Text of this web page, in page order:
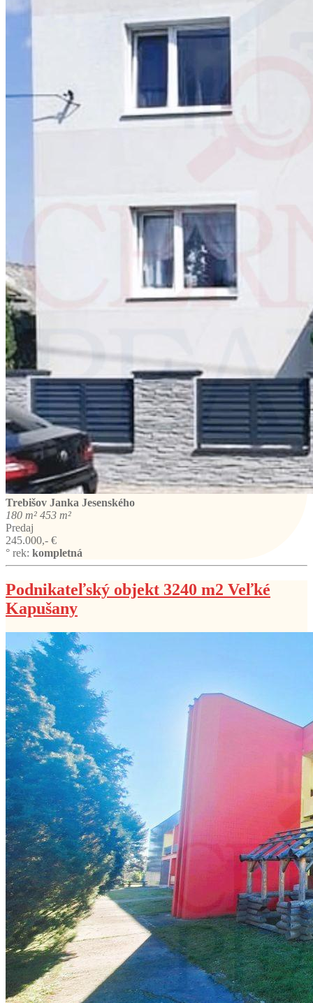
Trebišov Janka Jesenského
180 m² 453 m²
Predaj
245.000,- €
° rek: kompletná
Podnikateľský objekt 3240 m2 Veľké
Kapušany